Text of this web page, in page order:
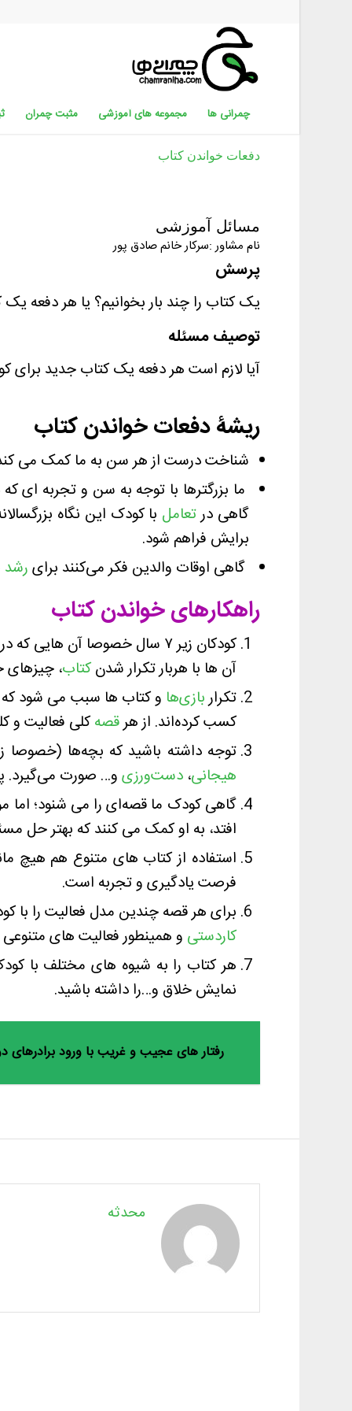
چمرانی ها مجموعه های آموزشی مثبت چمران
دفعات خواندن کتاب
مسائل آموزشی
نام مشاور :سرکار خانم صادق پور
پرسش
یک کتاب را چند بار بخوانیم؟ یا هر دفعه
توصیف مسئله
آیا لازم است هر دفعه یک کتاب جدید برای
ریشۀ دفعات خواندن کتاب
شناخت درست از هر سن به ما کمک می کند
ما بزرگترها با توجه به سن و تجربه ای
گاهی درتعامل با کودک این نگاه
برایش فراهم شود.
گاهی اوقات والدین فکر می‌کنند برایرشد
راهکارهای خواندن کتاب
کودکان زیر ۷ سال خصوصا آن هایی که در سالهای ابتدایی زندگی هستند، نیاز بیشتری به تکرار هر بازی یا کتاب دارند.
آن ها با هربار تکرار شدنکتاب، چیزهای
تکراربازی‌ها و کتاب ها سبب می شود که
کسب کرده‌اند. از هرقصهکلی فعالیت و
توجه داشته باشید که بچه‌ها
هیجانی،دست‌ورزیو… صورت می‌گیرد.
گاهی کودک ما قصه‌ای را می شنود؛ اما
افتد، به او کمک می کنند که بهتر حل
فرصت یادگیری و تجربه است.
برای هر قصه چندین مدل فعالیت را با
کاردستی و همینطور فعالیت های
هر کتاب را به شیوه های مختلف با
نمایش خلاق و…را داشته باشید.
رفتار های عجیب و غریب با ورود برادرهای
محدثه